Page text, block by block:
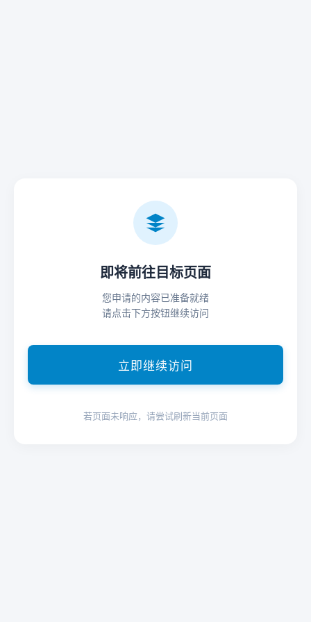
即将前往目标页面
您申请的内容已准备就绪
请点击下方按钮继续访问
立即继续访问
若页面未响应，请尝试刷新当前页面